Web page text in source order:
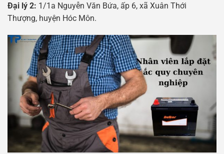
Đại lý 2: 1/1a Nguyễn Văn Bứa, ấp 6, xã Xuân Thới
Thượng, huyện Hóc Môn.